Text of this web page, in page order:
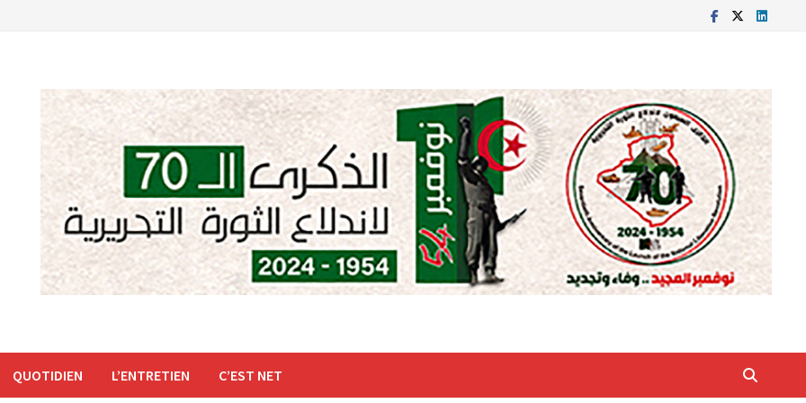
QUOTIDIEN L’ENTRETIEN C’EST NET